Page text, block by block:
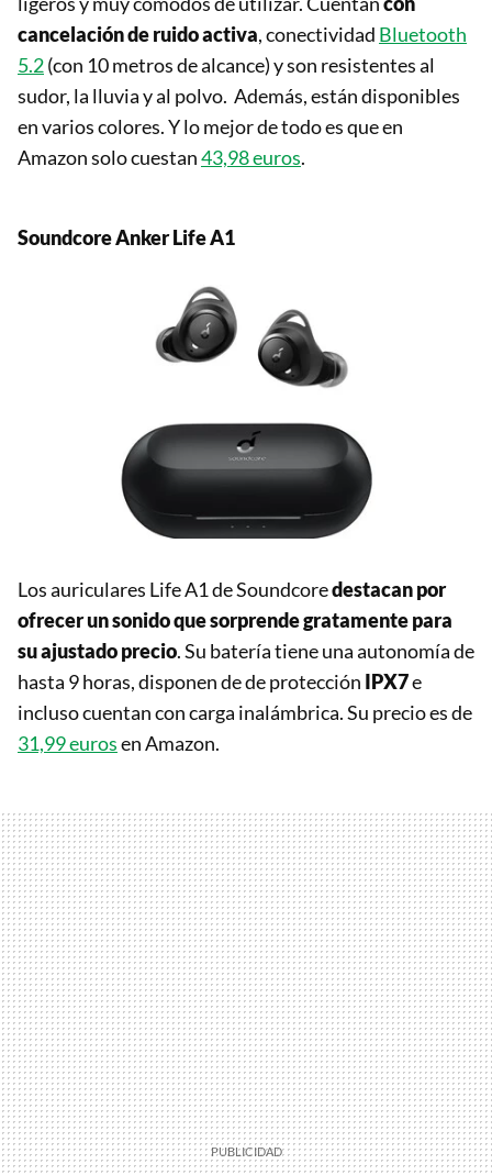
cancelación de ruido activa, conectividad Bluetooth
5.2(con 10 metros de alcance) y son resistentes al
sudor, la lluvia y al polvo. Además, están disponibles
en varios colores. Y lo mejor de todo es que en
Amazon solo cuestan43,98 euros.
Soundcore Anker Life A1
Los auriculares Life A1 de Soundcoredestacan por
ofrecer un sonido que sorprende gratamente para
su ajustado precio. Su batería tiene una autonomía de
hasta 9 horas, disponen de de protección IPX7e
incluso cuentan con carga inalámbrica. Su precio es de
31,99 eurosen Amazon.